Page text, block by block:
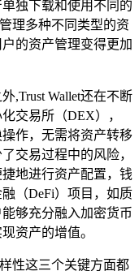
独下载和使用不同的
理多种不同类型的资
的资产管理变得更加
,Trust Wallet还在不断
交易所（DEX），
作，无需将资产转移
交易过程中的风险，
地进行资产配置，钱
（DeFi）项目，如质
够充分融入加密货币
资产的增值。
性这三个关键方面都